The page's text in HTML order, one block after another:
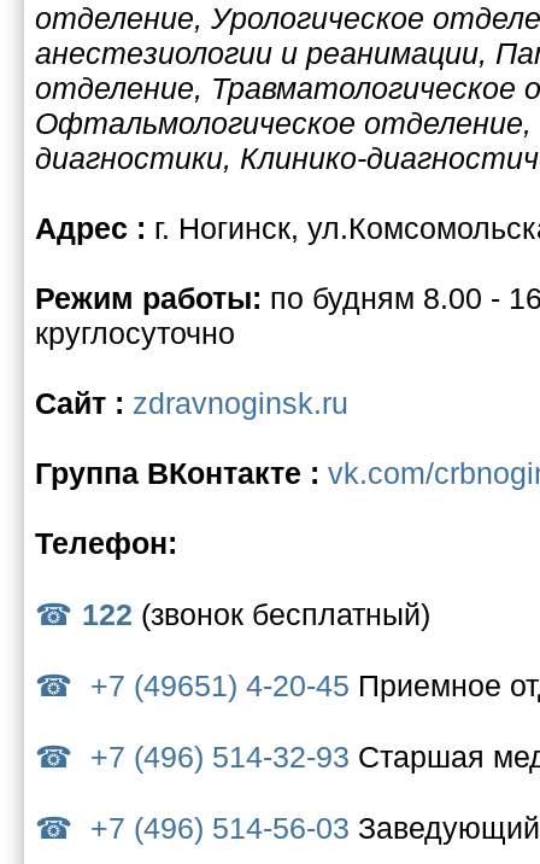
отделение, Урологическое
анестезиологии и реанимации,
отделение, Травматологическое
Офтальмологическое
диагностики, Клинико-
Адрес : г. Ногинск,
Режим работы: по будням 8.00 -
круглосуточно
Сайт : zdravnoginsk.ru
Группа ВКонтакте : vk.com/
Телефон:
122 (звонок бесплатный)
+7 (49651) 4-20-45 Приемное
+7 (496) 514-32-93 Старшая
+7 (496) 514-56-03